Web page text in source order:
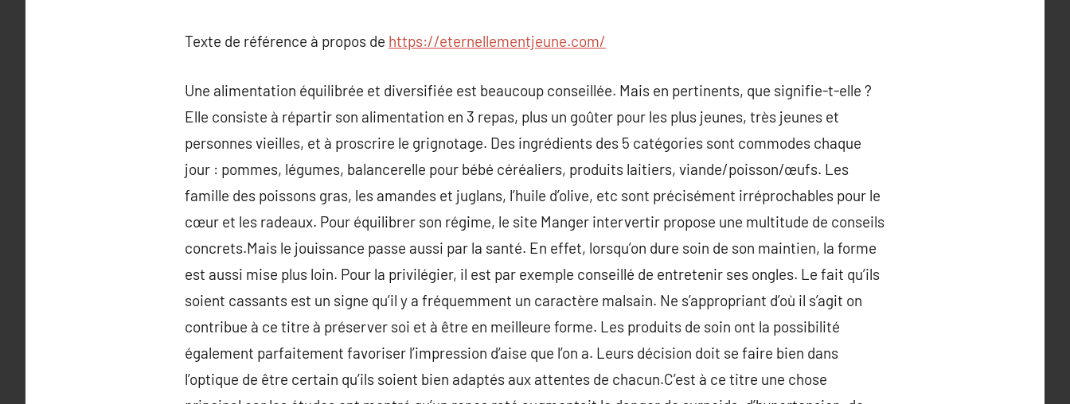
Texte de référence à propos de https://eternellementjeune.com/
Une alimentation équilibrée et diversifiée est beaucoup conseillée. Mais en pertinents, que signifie-t-elle ?
Elle consiste à répartir son alimentation en 3 repas, plus un goûter pour les plus jeunes, très jeunes et
personnes vieilles, et à proscrire le grignotage. Des ingrédients des 5 catégories sont commodes chaque
jour : pommes, légumes, balancerelle pour bébé céréaliers, produits laitiers, viande/poisson/œufs. Les
famille des poissons gras, les amandes et juglans, l’huile d’olive, etc sont précisément irréprochables pour le
cœur et les radeaux. Pour équilibrer son régime, le site Manger intervertir propose une multitude de conseils
concrets.Mais le jouissance passe aussi par la santé. En effet, lorsqu’on dure soin de son maintien, la forme
est aussi mise plus loin. Pour la privilégier, il est par exemple conseillé de entretenir ses ongles. Le fait qu’ils
soient cassants est un signe qu’il y a fréquemment un caractère malsain. Ne s’appropriant d’où il s’agit on
contribue à ce titre à préserver soi et à être en meilleure forme. Les produits de soin ont la possibilité
également parfaitement favoriser l’impression d’aise que l’on a. Leurs décision doit se faire bien dans
l’optique de être certain qu’ils soient bien adaptés aux attentes de chacun.C’est à ce titre une chose